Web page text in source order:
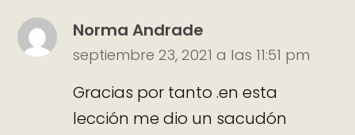
Norma Andrade
septiembre 23, 2021 a las 11:51 pm
Gracias por tanto .en esta
lección me dio un sacudón